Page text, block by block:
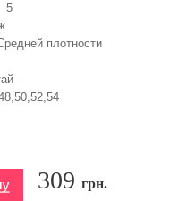
5
плотности
309 грн.